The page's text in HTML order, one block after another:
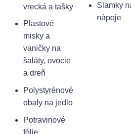
vrecká a tašky
Plastové
misky a
vaničky na
šaláty, ovocie
a dreň
Polystyrénové
obaly na jedlo
Potravinové
fólie
Slamky
nápoje